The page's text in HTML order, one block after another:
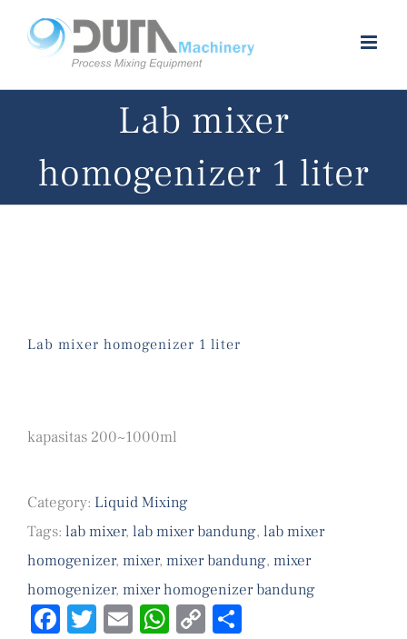
Lab mixer
homogenizer 1 liter
Lab mixer homogenizer 1 liter
kapasitas 200~1000ml
Category: Liquid Mixing
Tags: lab mixer, lab mixer bandung, lab mixer
homogenizer, mixer, mixer bandung, mixer
homogenizer, mixer homogenizer bandung
Facebook
Twitter
EmailWhatsApp
Copy